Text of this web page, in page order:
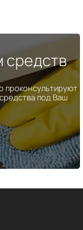
проконсультируют
под Ваш